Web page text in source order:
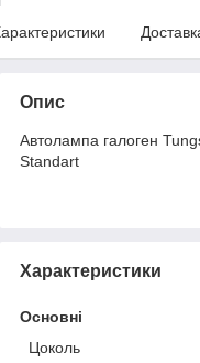
Опис
Автолампа галоген
Standart
Характеристики
Основні
Цоколь